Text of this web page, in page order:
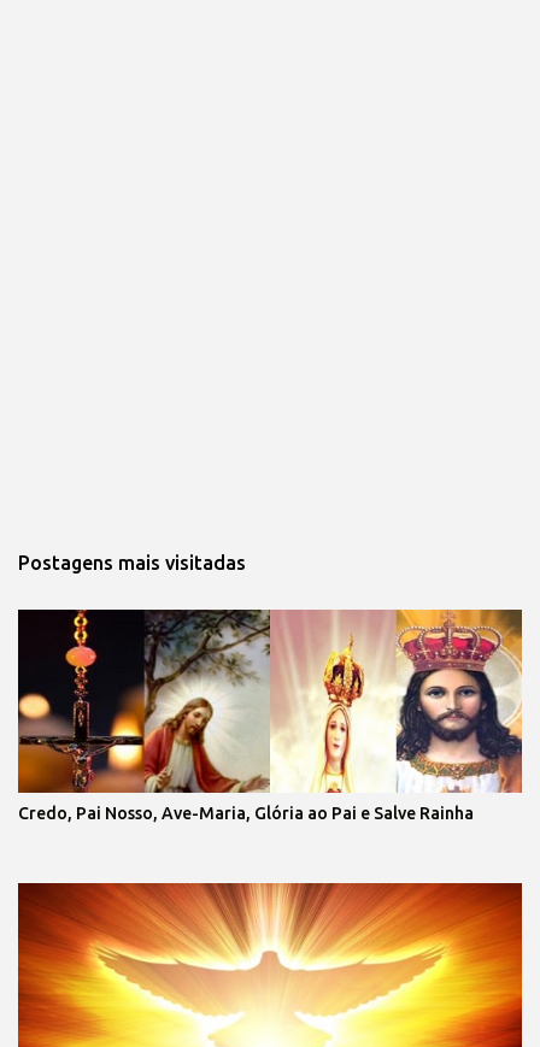
Postagens mais visitadas
Credo, Pai Nosso, Ave-Maria, Glória ao Pai e Salve Rainha